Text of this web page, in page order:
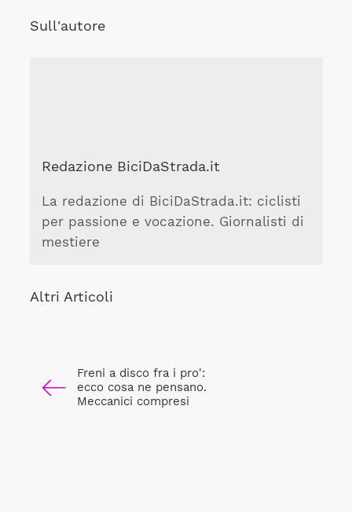
Sull'autore
Redazione BiciDaStrada.it
La redazione di BiciDaStrada.it: ciclisti
per passione e vocazione. Giornalisti di
mestiere
Altri Articoli
Freni a disco fra i pro':
ecco cosa ne pensano.
Meccanici compresi